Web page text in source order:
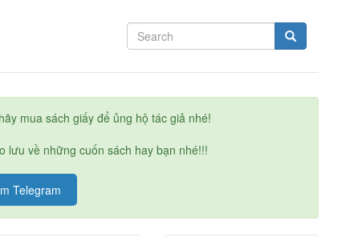
mua sách giấy để ủng hộ tác giả nhé!
lưu về những cuốn sách hay bạn nhé!!!
Telegram